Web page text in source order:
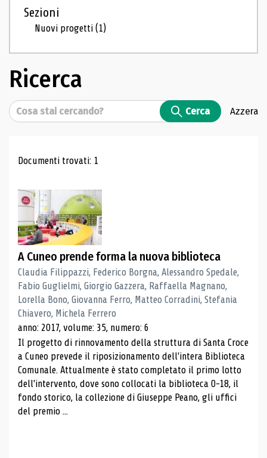
Sezioni
Nuovi progetti(1)
Ricerca
Cerca Cerca Azzera
Risultati di ricerca
Documenti trovati: 1
A Cuneo prende forma la nuova biblioteca
Claudia Filippazzi, Federico Borgna, Alessandro Spedale,
Fabio Guglielmi, Giorgio Gazzera, Raffaella Magnano,
Lorella Bono, Giovanna Ferro, Matteo Corradini, Stefania
Chiavero, Michela Ferrero
anno: 2017, volume: 35, numero: 6
Il progetto di rinnovamento della struttura di Santa Croce
a Cuneo prevede il riposizionamento dell'intera Biblioteca
Comunale. Attualmente è stato completato il primo lotto
dell'intervento, dove sono collocati la biblioteca 0-18, il
fondo storico, la collezione di Giuseppe Peano, gli uffici
del premio ...